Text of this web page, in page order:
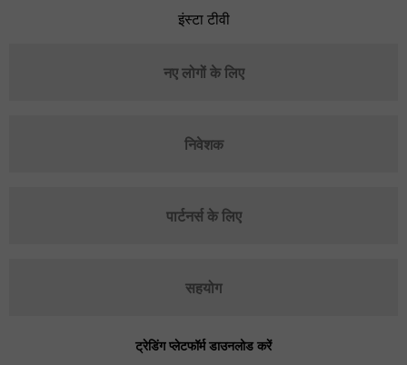
इंस्टा टीवी
नए लोगों के लिए
निवेशक
पार्टनर्स के लिए
सहयोग
ट्रेडिंग प्लेटफॉर्म डाउनलोड करें